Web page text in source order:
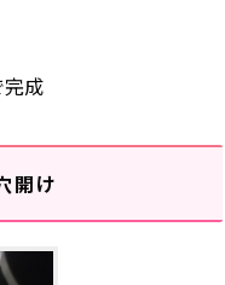
成
開け